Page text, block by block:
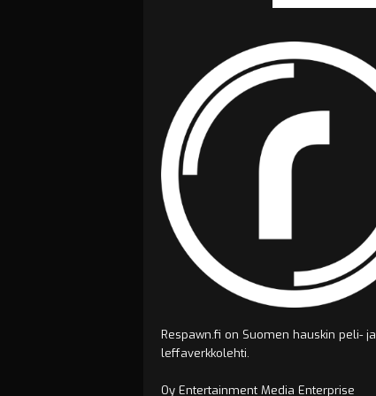
Respawn.fi on Suomen hauskin peli- ja
leffaverkkolehti.
Oy Entertainment Media Enterprise